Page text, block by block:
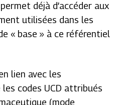
déjà d’accéder aux
utilisées dans les
« base » à ce référentiel
lien avec les
codes UCD attribués
(mode